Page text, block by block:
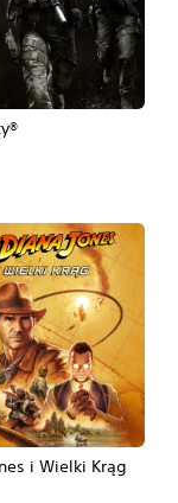
zl.
i Wielki Krąg